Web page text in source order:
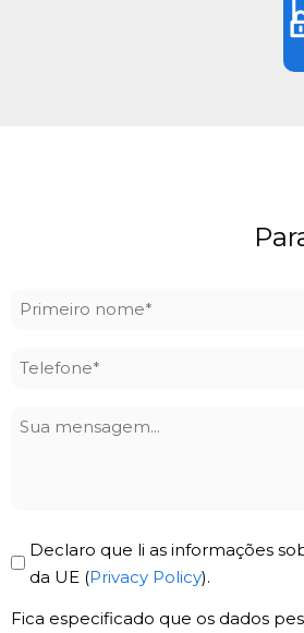
Primeiro
Telefone
Sua
Privacy
Policy
Declaro que li as informações
da UE (Privacy Policy).
Fica especificado que os dados